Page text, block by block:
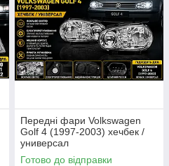
Передні фари Volkswagen
Golf 4 (1997-2003) хечбек /
универсал
(електрорегулювання)
Готово до відправки